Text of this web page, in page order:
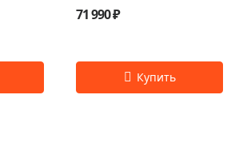
71 990 ₽